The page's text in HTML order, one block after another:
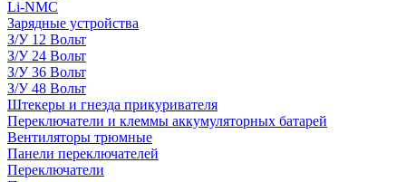
Li-NMC
Зарядные устройства
З/У 12 Вольт
З/У 24 Вольт
З/У 36 Вольт
З/У 48 Вольт
Штекеры и гнезда прикуривателя
Переключатели и клеммы аккумуляторных батарей
Вентиляторы трюмные
Панели переключателей
Переключатели